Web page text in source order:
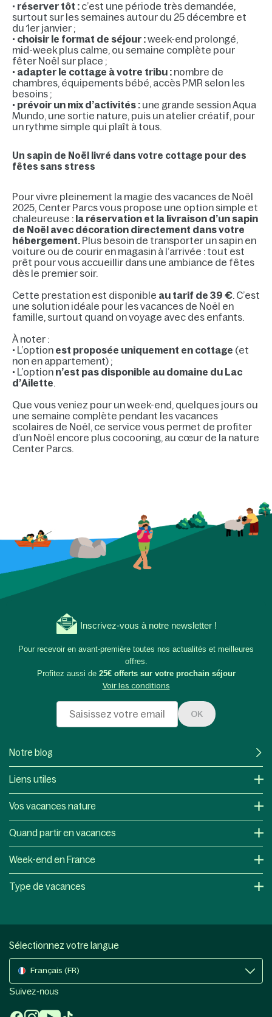
• réserver tôt : c’est une période très demandée,
surtout sur les semaines autour du 25 décembre et
du 1er janvier ;
• choisir le format de séjour :week-end prolongé,
mid-week plus calme, ou semaine complète pour
fêter Noël sur place ;
• adapter le cottage à votre tribu : nombre de
chambres, équipements bébé, accès PMR selon les
besoins ;
• prévoir un mix d’activités : une grande session Aqua
Mundo, une sortie nature, puis un atelier créatif, pour
un rythme simple qui plaît à tous.
Un sapin de Noël livré dans votre cottage pour des
fêtes sans stress
Pour vivre pleinement la magie des vacances de Noël
2025, Center Parcs vous propose une option simple et
chaleureuse : la réservation et la livraison d’un sapin
de Noël avec décoration directement dans votre
hébergement. Plus besoin de transporter un sapin en
voiture ou de courir en magasin à l’arrivée : tout est
prêt pour vous accueillir dans une ambiance de fêtes
dès le premier soir.
Cette prestation est disponible au tarif de 39 €. C’est
une solution idéale pour les vacances de Noël en
famille, surtout quand on voyage avec des enfants.
À noter :
• L’option est proposée uniquement en cottage (et
non en appartement) ;
• L’option n’est pas disponible au domaine du Lac
d’Ailette.
Que vous veniez pour un week-end, quelques jours ou
une semaine complète pendant les vacances
scolaires de Noël, ce service vous permet de profiter
d’un Noël encore plus cocooning, au cœur de la nature
Center Parcs.
Inscrivez-vous à notre newsletter !
Pour recevoir en avant-première toutes nos actualités et meilleures
offres.
Profitez aussi de 25€ offerts sur votre prochain séjour
Voir les conditions
OK
Notre blog
Liens utiles
Vos vacances nature
Quand partir en vacances
Week-end en France
Type de vacances
Sélectionnez votre langue
Français (FR)
Suivez-nous